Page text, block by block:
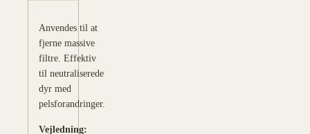
Anvendes til at
fjerne massive
filtre. Effektiv
til neutraliserede
dyr med
pelsforandringer.
Vejledning: